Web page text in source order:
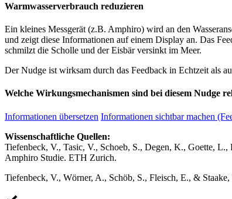
Warmwasserverbrauch reduzieren
Ein kleines Messgerät (z.B. Amphiro) wird an den
und zeigt diese Informationen auf einem Display an. Das
schmilzt die Scholle und der Eisbär versinkt im Meer.
Der Nudge ist wirksam durch das Feedback in Echtzeit als
Welche Wirkungsmechanismen sind bei diesem Nudge
Informationen übersetzen Informationen sichtbar machen
Wissenschaftliche Quellen:
Tiefenbeck, V., Tasic, V., Schoeb, S., Degen, K., Goette,
Amphiro Studie. ETH Zurich.
Tiefenbeck, V., Wörner, A., Schöb, S., Fleisch, E., &